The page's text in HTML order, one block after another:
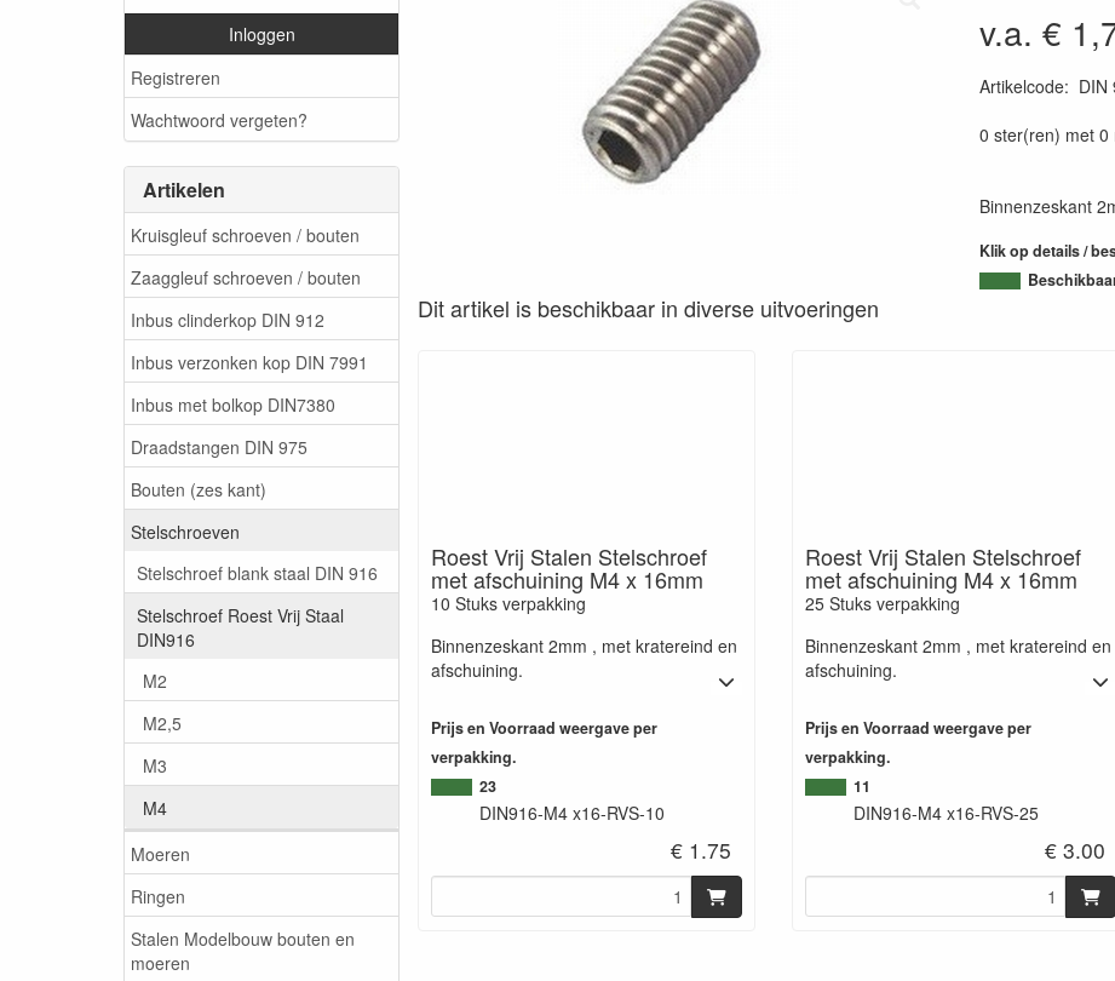
Inloggen
Registreren
Wachtwoord vergeten?
Artikelen
Kruisgleuf schroeven / bouten
Zaaggleuf schroeven / bouten
Inbus clinderkop DIN 912
Inbus verzonken kop DIN 7991
Inbus met bolkop DIN7380
Draadstangen DIN 975
Bouten (zes kant)
Stelschroeven
Stelschroef blank staal DIN 916
Stelschroef Roest Vrij Staal
DIN916
M2
M2,5
M3
M4
Moeren
Ringen
Stalen Modelbouw bouten en
moeren
v.a. €
Artikelcode: DIN
0 ster(ren) met 0
Binnenzeskant
Klik op details /
Dit artikel is beschikbaar in diverse uitvoeringen
Roest Vrij Stalen Stelschroef
met afschuining M4 x 16mm
10 Stuks verpakking
Binnenzeskant 2mm , met kratereind en
afschuining.
Prijs en Voorraad weergave per
verpakking.
23
DIN916-M4 x16-RVS-10
€ 1.75
Roest Vrij Stalen Stelschroef
met afschuining M4 x 16mm
25 Stuks verpakking
Binnenzeskant 2mm , met kratereind en
afschuining.
Prijs en Voorraad weergave per
verpakking.
11
DIN916-M4 x16-RVS-25
€ 3.00